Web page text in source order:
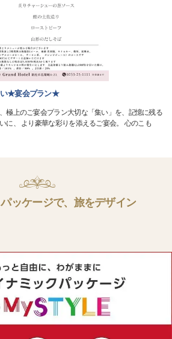
い★宴会プラン★
極上のご宴会プラン大切な「集い」を、記憶に残る
に、 より豪華な彩りを添えるご宴会。 心のこも
ッケージで、旅をデザイン